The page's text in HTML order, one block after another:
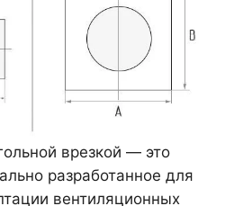
врезкой — это
разработанное для
вентиляционных